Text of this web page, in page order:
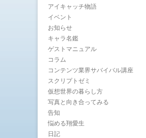
アイキャッチ物語
イベント
お知らせ
キャラ名鑑
ゲストマニュアル
コラム
コンテンツ業界サバイバル講座
スクリプトゼミ
仮想世界の暮らし方
写真と向き合ってみる
告知
悩める翔愛生
日記